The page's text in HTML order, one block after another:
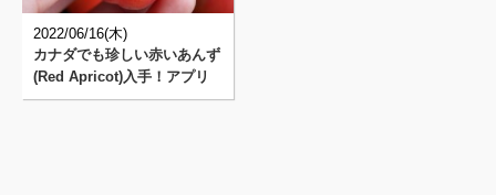
2022/06/16(木)
カナダでも珍しい赤いあんず
(Red Apricot)入手！アプリ
コットジャムレシ･･･